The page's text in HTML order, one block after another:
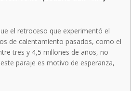
el retroceso que experimentó el
de calentamiento pasados, como el
tres y 4,5 millones de años, no
paraje es motivo de esperanza,